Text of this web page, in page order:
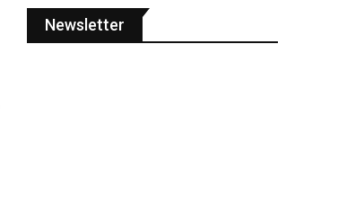
Newsletter